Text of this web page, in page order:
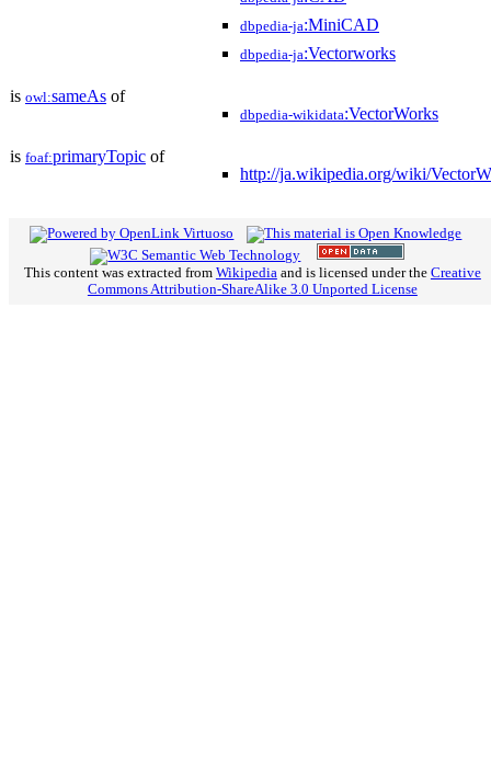
dbpedia-ja:MiniCAD
dbpedia-ja:Vectorworks
is owl:sameAs of
dbpedia-wikidata:VectorWorks
is foaf:primaryTopic of
http://ja.wikipedia.org/wiki/
This content was extracted from Wikipedia and is licensed under the Creative
Commons Attribution-ShareAlike 3.0 Unported License